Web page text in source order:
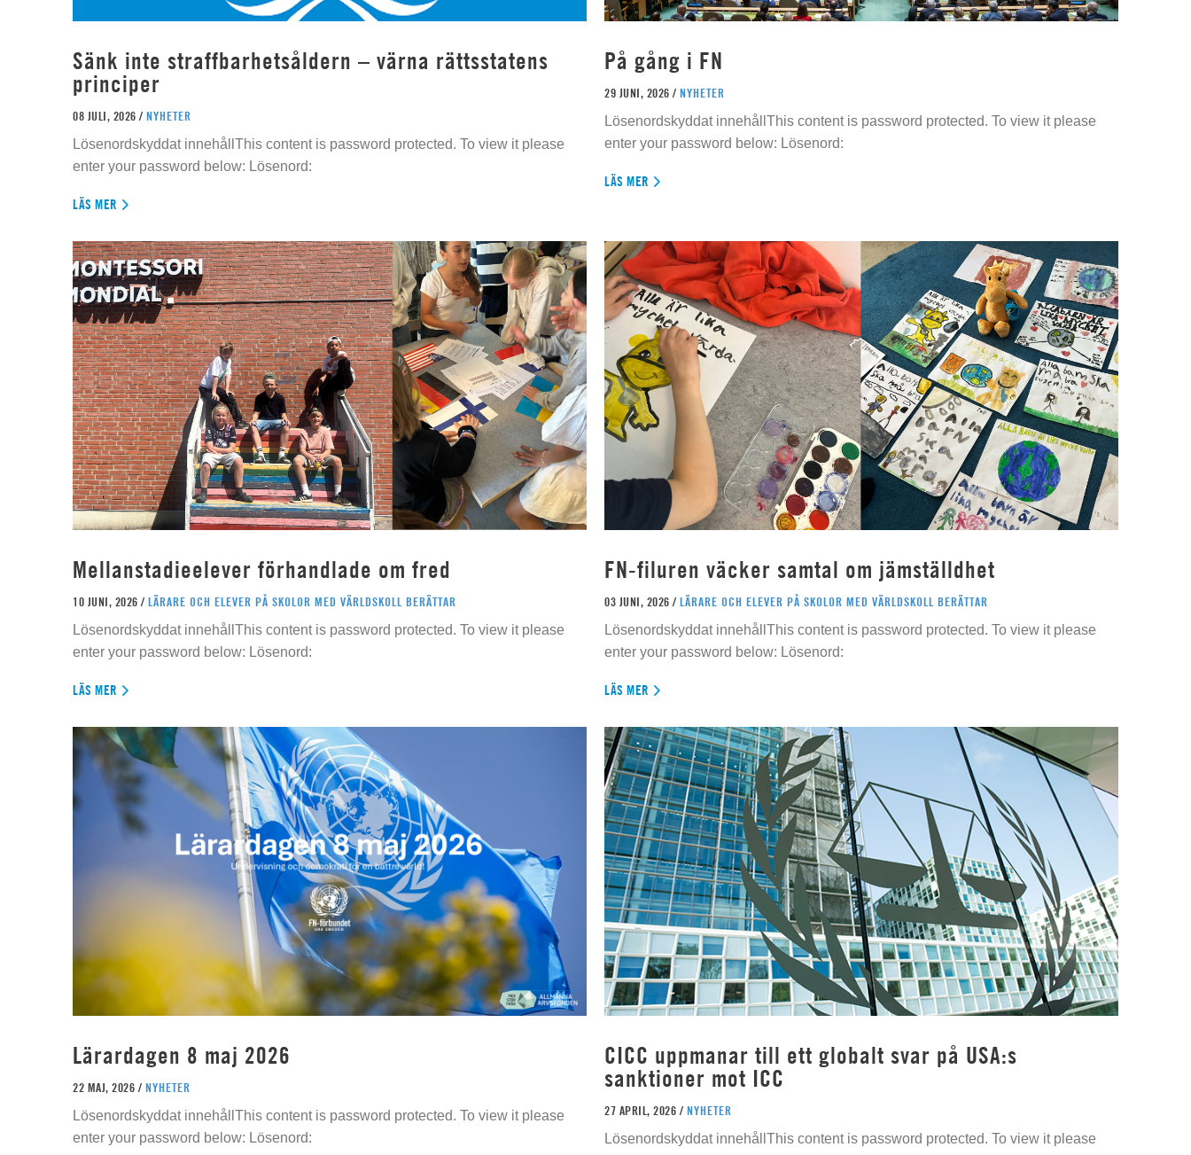
Sänk inte straffbarhetsåldern – värna rättsstatens
principer
08 JULI, 2026 / NYHETER
Lösenordskyddat innehållThis content is password protected. To view it please
enter your password below: Lösenord:
LÄS MER
På gång i FN
29 JUNI, 2026 / NYHETER
Lösenordskyddat innehållThis content is password protected. To view it please
enter your password below: Lösenord:
LÄS MER
Mellanstadieelever förhandlade om fred
10 JUNI, 2026 / LÄRARE OCH ELEVER PÅ SKOLOR MED VÄRLDSKOLL BERÄTTAR
Lösenordskyddat innehållThis content is password protected. To view it please
enter your password below: Lösenord:
LÄS MER
FN-filuren väcker samtal om jämställdhet
03 JUNI, 2026 / LÄRARE OCH ELEVER PÅ SKOLOR MED VÄRLDSKOLL BERÄTTAR
Lösenordskyddat innehållThis content is password protected. To view it please
enter your password below: Lösenord:
LÄS MER
Lärardagen 8 maj 2026
22 MAJ, 2026 / NYHETER
Lösenordskyddat innehållThis content is password protected. To view it please
enter your password below: Lösenord:
CICC uppmanar till ett globalt svar på USA:s
sanktioner mot ICC
27 APRIL, 2026 / NYHETER
Lösenordskyddat innehållThis content is password protected. To view it please